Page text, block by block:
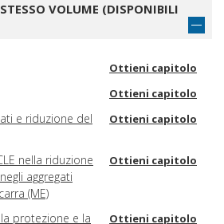
VOLUME (DISPONIBILI
Ottieni capitolo
Ottieni capitolo
e riduzione del
Ottieni capitolo
nella riduzione
aggregati
(ME)
Ottieni capitolo
la protezione e la
Ottieni capitolo